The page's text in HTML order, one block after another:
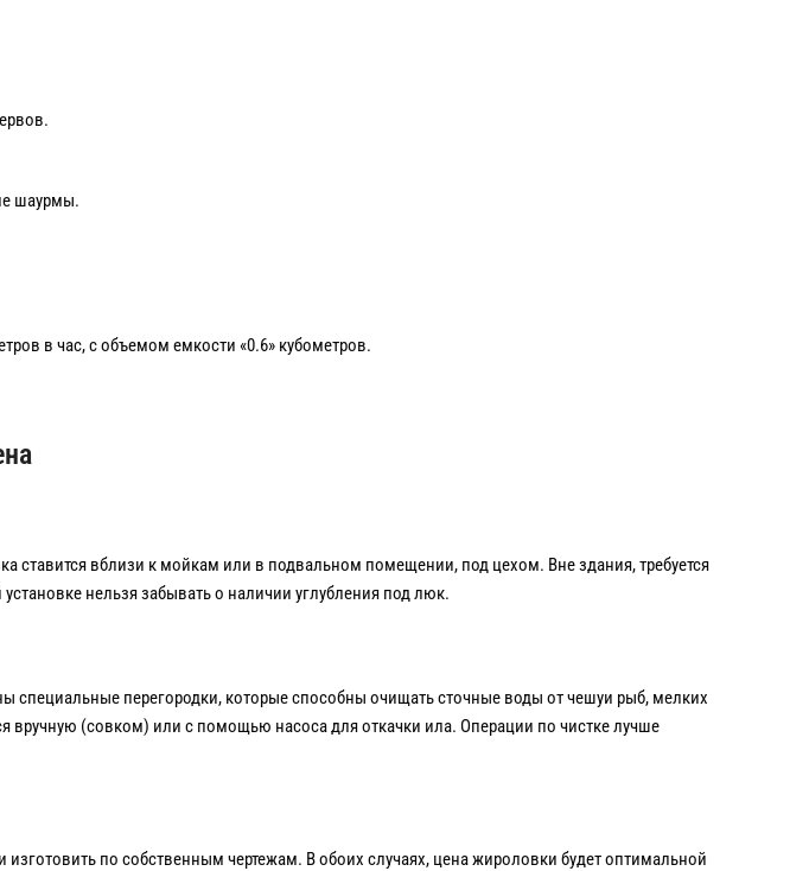
шаурмы.
в час, с объемом емкости «0.6» кубометров.
ставится вблизи к мойкам или в подвальном помещении, под цехом. Вне здания, требуется
нельзя забывать о наличии углубления под люк.
перегородки, которые способны очищать сточные воды от чешуи рыб, мелких
вручную (совком) или с помощью насоса для откачки ила. Операции по чистке лучше
по собственным чертежам. В обоих случаях, цена жироловки будет оптимальной